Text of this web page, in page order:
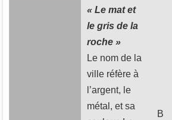
« Le mat et
le gris de la
roche »
Le nom de la
ville réfère à
l’argent, le
métal, et sa
B